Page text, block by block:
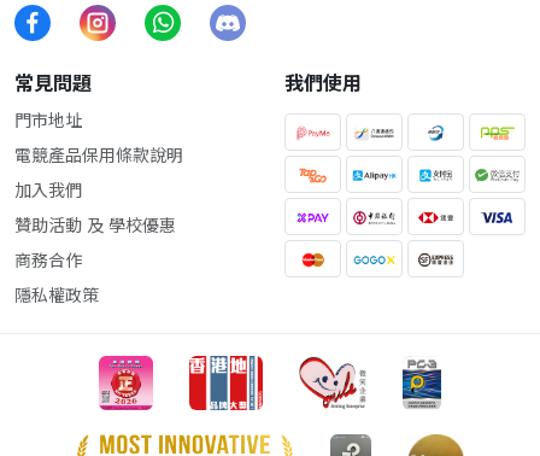
常見問題
門市地址
電競產品保用條款說明
加入我們
贊助活動 及 學校優惠
商務合作
隱私權政策
我們使用